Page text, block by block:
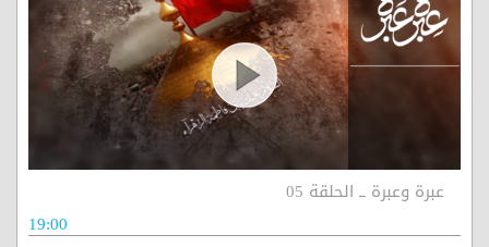
عبرة وعبرة ــ الحلقة 05
19:00